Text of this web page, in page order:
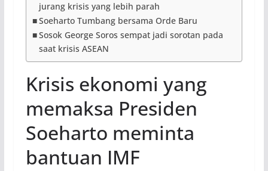
jurang krisis yang lebih parah
Soeharto Tumbang bersama Orde Baru
Sosok George Soros sempat jadi sorotan pada
saat krisis ASEAN
Krisis ekonomi yang
memaksa Presiden
Soeharto meminta
bantuan IMF